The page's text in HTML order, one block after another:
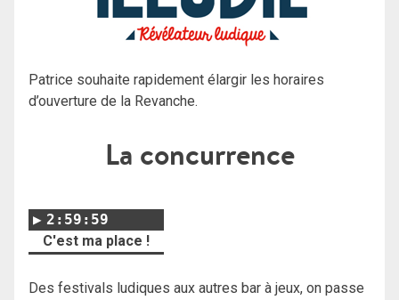
Patrice souhaite rapidement élargir les horaires
d’ouverture de la Revanche.
La concurrence
2:59:59
C'est ma place !
Des festivals ludiques aux autres bar à jeux, on passe